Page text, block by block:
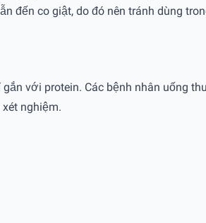
đến co giật, do đó nên tránh dùng
với protein. Các bệnh nhân uống
nghiệm.